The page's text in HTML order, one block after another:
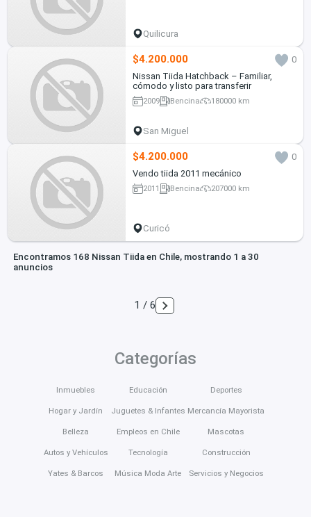
Quilicura
$4.200.000
0
Nissan Tiida Hatchback – Familiar,
cómodo y listo para transferir
2009 Bencina 180000 km
San Miguel
$4.200.000
0
Vendo tiida 2011 mecánico
2011 Bencina 207000 km
Curicó
Encontramos 168 Nissan Tiida en Chile, mostrando 1 a 30
anuncios
1 / 6
Categorías
Inmuebles
Hogar y Jardín
Belleza
Autos y Vehículos
Yates & Barcos
Educación
Juguetes & Infantes
Empleos en Chile
Tecnología
Música Moda Arte
Deportes
Mercancía Mayorista
Mascotas
Construcción
Servicios y Negocios